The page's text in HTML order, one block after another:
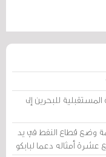
للبحرين إلى
وضع قطاع النفط في يد
أمثاله دعما لبابكو